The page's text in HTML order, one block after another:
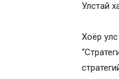
Улстай
Хоёр